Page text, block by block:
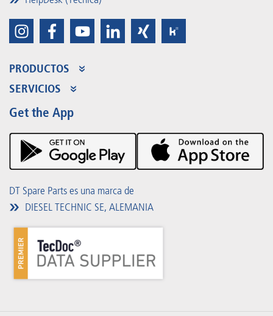
PRODUCTOS
Gama de productos
Partner Portal
Product Promotions
SERVICIOS
Beneficios
Premium Shop
Eventos
Descargas
Get the App
DT Spare Parts es una marca de
DIESEL TECHNIC SE, ALEMANIA